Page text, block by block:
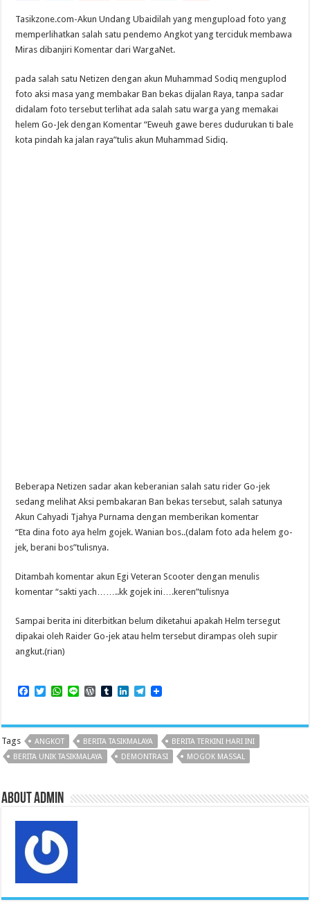
Demo
Angkutan
Kota
Tasikzone.com-Akun Undang Ubaidilah yang mengupload foto yang
memperlihatkan salah satu pendemo Angkot yang terciduk membawa
Miras dibanjiri Komentar dari WargaNet.
pada salah satu Netizen dengan akun Muhammad Sodiq menguplod
foto aksi masa yang membakar Ban bekas dijalan Raya, tanpa sadar
didalam foto tersebut terlihat ada salah satu warga yang memakai
helem Go-Jek dengan Komentar “Eweuh gawe beres dudurukan ti bale
kota pindah ka jalan raya”tulis akun Muhammad Sidiq.
Beberapa Netizen sadar akan keberanian salah satu rider Go-jek
sedang melihat Aksi pembakaran Ban bekas tersebut, salah satunya
Akun Cahyadi Tjahya Purnama dengan memberikan komentar
“Eta dina foto aya helm gojek. Wanian bos..(dalam foto ada helem go-
jek, berani bos”tulisnya.
Ditambah komentar akun Egi Veteran Scooter dengan menulis
komentar “sakti yach……..kk gojek ini….keren”tulisnya
Sampai berita ini diterbitkan belum diketahui apakah Helm tersegut
dipakai oleh Raider Go-jek atau helm tersebut dirampas oleh supir
angkut.(rian)
F
e
b
o
o
T
t
t
e
r
W
t
s
A
p
L
e
W
d
P
r
e
T
b
l
r
L
k
e
d
I
T
e
g
r
a
Tags ANGKOT BERITA TASIKMALAYA
BERITA TERKINI HARI INI
BERITA UNIK TASIKMALAYA
DEMONTRASI MOGOK MASSAL
About admin